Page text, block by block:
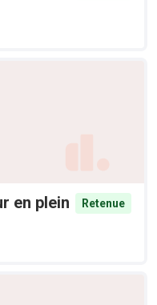
en plein
Retenue